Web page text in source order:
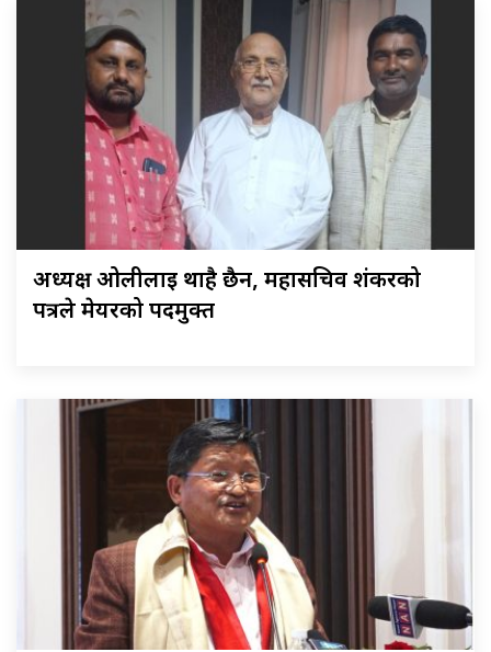
अध्यक्ष ओलीलाई थाहै छैन, महासचिव शंकरको
पत्रले मेयरको पदमुक्त